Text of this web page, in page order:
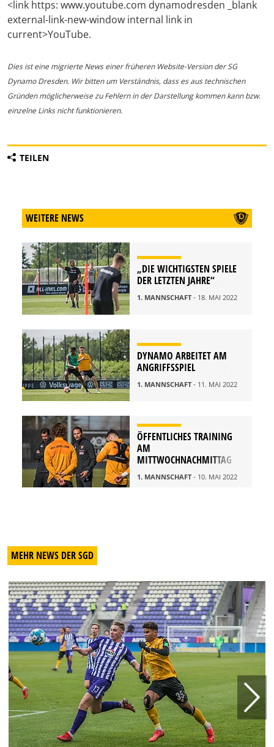
<link https: www.youtube.com dynamodresden _blank
external-link-new-window internal link in
current>YouTube.
Dies ist eine migrierte News einer früheren Website-Version der SG
Dynamo Dresden. Wir bitten um Verständnis, dass es aus technischen
Gründen möglicherweise zu Fehlern in der Darstellung kommen kann bzw.
einzelne Links nicht funktionieren.
TEILEN
WEITERE NEWS
„DIE WICHTIGSTEN SPIELE
DER LETZTEN JAHRE“
1. MANNSCHAFT- 18. MAI 2022
DYNAMO ARBEITET AM
ANGRIFFSSPIEL
1. MANNSCHAFT- 11. MAI 2022
ÖFFENTLICHES TRAINING
AM
MITTWOCHNACHMITTAG
1. MANNSCHAFT- 10. MAI 2022
MEHR NEWS DER SGD